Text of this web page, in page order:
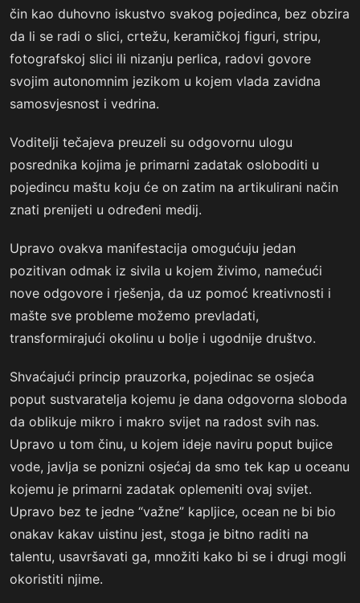
čin kao duhovno iskustvo svakog pojedinca, bez obzira
da li se radi o slici, crtežu, keramičkoj figuri, stripu,
fotografskoj slici ili nizanju perlica, radovi govore
svojim autonomnim jezikom u kojem vlada zavidna
samosvjesnost i vedrina.
Voditelji tečajeva preuzeli su odgovornu ulogu
posrednika kojima je primarni zadatak osloboditi u
pojedincu maštu koju će on zatim na artikulirani način
znati prenijeti u određeni medij.
Upravo ovakva manifestacija omogućuju jedan
pozitivan odmak iz sivila u kojem živimo, namećući
nove odgovore i rješenja, da uz pomoć kreativnosti i
mašte sve probleme možemo prevladati,
transformirajući okolinu u bolje i ugodnije društvo.
Shvaćajući princip prauzorka, pojedinac se osjeća
poput sustvaratelja kojemu je dana odgovorna sloboda
da oblikuje mikro i makro svijet na radost svih nas.
Upravo u tom činu, u kojem ideje naviru poput bujice
vode, javlja se ponizni osjećaj da smo tek kap u oceanu
kojemu je primarni zadatak oplemeniti ovaj svijet.
Upravo bez te jedne “važne” kapljice, ocean ne bi bio
onakav kakav uistinu jest, stoga je bitno raditi na
talentu, usavršavati ga, množiti kako bi se i drugi mogli
okoristiti njime.